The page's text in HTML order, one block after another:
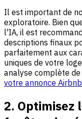
Il est important de
exploratoire. Bien
l'IA, il est
descriptions finaux
parfaitement aux
uniques de votre
analyse complète
votre annonce
2. Optimisez